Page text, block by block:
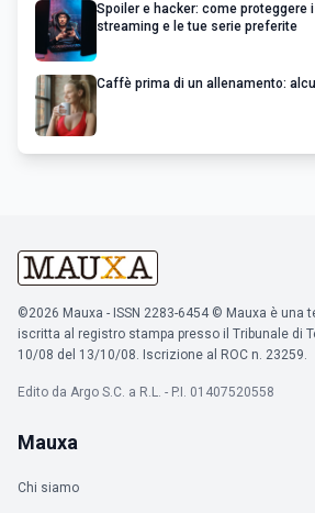
Spoiler e hacker: come proteggere
streaming e le tue serie preferite
Caffè prima di un allenamento:
©2026 Mauxa - ISSN 2283-6454 © Mauxa è una
iscritta al registro stampa presso il Tribunale di
10/08 del 13/10/08. Iscrizione al ROC n. 23259.
Edito da Argo S.C. a R.L. - P.I. 01407520558
Mauxa
Chi siamo